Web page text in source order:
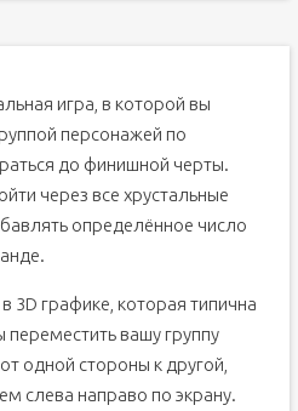
игра, в которой вы
персонажей по
до финишной черты.
через все хрустальные
определённое число
3D графике, которая типична
вашу группу
одной стороны к другой,
слева направо по экрану.